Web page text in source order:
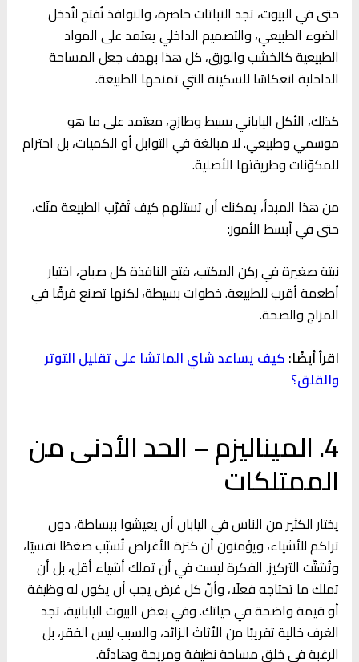
حتى في البيوت، تجد النباتات حاضرة، والنوافذ تُفتح لتُدخل
الضوء الطبيعي، والتصميم الداخلي يعتمد على المواد
الطبيعية كالخشب والورق، كل هذا بهدف جعل المساحة
الداخلية انعكاسًا للسكينة التي تمنحها الطبيعة.
كذلك، الأكل الياباني بسيط وطازج، معتمد على ما هو
موسمي وطبيعي. لا مبالغة في التوابل أو الكميات، بل احترام
للمكوّنات وطريقتها الأصلية.
من هذا المبدأ، يمكنك أن تستلهم كيف تُقرّب الطبيعة منّك،
حتى في أبسط الأمور:
نبتة صغيرة في ركن المكتب، فتح النافذة كل صباح، اختيار
أطعمة أقرب للطبيعة. خطوات بسيطة، لكنها تصنع فرقًا في
المزاج والصحة.
اقرأ أيضًا: كيف يساعد شاي الماتشا على تقليل التوتر
والقلق؟
4. الميناليزم – الحد الأدنى من
الممتلكات
يختار الكثير من الناس في اليابان أن يعيشوا ببساطة، دون
تراكم للأشياء، ويؤمنون أن كثرة الأغراض تُسبّب ضغطًا نفسيًا،
وتُشتّت التركيز. الفكرة ليست في أن تملك أشياء أقل، بل أن
تملك ما تحتاجه فعلًا، وأنّ كل غرض يجب أن يكون له وظيفة
أو قيمة واضحة في حياتك. وفي بعض البيوت اليابانية، تجد
الغرف خالية تقريبًا من الأثاث الزائد، والسبب ليس الفقر، بل
الرغبة في خلق مساحة نظيفة ومريحة وهادئة.